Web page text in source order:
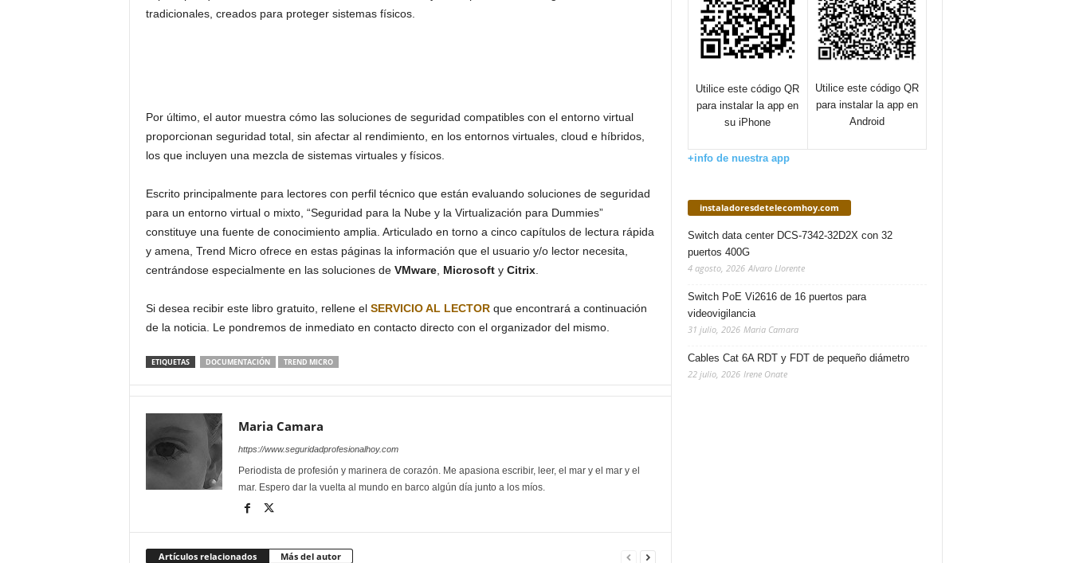
tradicionales, creados para proteger sistemas físicos.
Por último, el autor muestra cómo las soluciones de seguridad compatibles con el entorno virtual
proporcionan seguridad total, sin afectar al rendimiento, en los entornos virtuales, cloud e híbridos,
los que incluyen una mezcla de sistemas virtuales y físicos.
Escrito principalmente para lectores con perfil técnico que están evaluando soluciones de seguridad
para un entorno virtual o mixto, “Seguridad para la Nube y la Virtualización para Dummies”
constituye una fuente de conocimiento amplia. Articulado en torno a cinco capítulos de lectura rápida
y amena, Trend Micro ofrece en estas páginas la información que el usuario y/o lector necesita,
centrándose especialmente en las soluciones de VMware, Microsofty Citrix.
Si desea recibir este libro gratuito, rellene el SERVICIO AL LECTORque encontrará a continuación
de la noticia. Le pondremos de inmediato en contacto directo con el organizador del mismo.
ETIQUETAS DOCUMENTACIÓN TREND MICRO
Maria Camara
https://www.seguridadprofesionalhoy.com
Periodista de profesión y marinera de corazón. Me apasiona escribir, leer, el mar y el mar y el
mar. Espero dar la vuelta al mundo en barco algún día junto a los míos.
Artículos relacionados Más del autor
Utilice este código QR
para instalar la app en
su iPhone
Utilice este código QR
para instalar la app en
Android
+info de nuestra app
instaladoresdetelecomhoy.com
Switch data center DCS-7342-32D2X con 32
puertos 400G
4 agosto, 2026 Alvaro Llorente
Switch PoE Vi2616 de 16 puertos para
videovigilancia
31 julio, 2026 Maria Camara
Cables Cat 6A RDT y FDT de pequeño diámetro
22 julio, 2026 Irene Onate